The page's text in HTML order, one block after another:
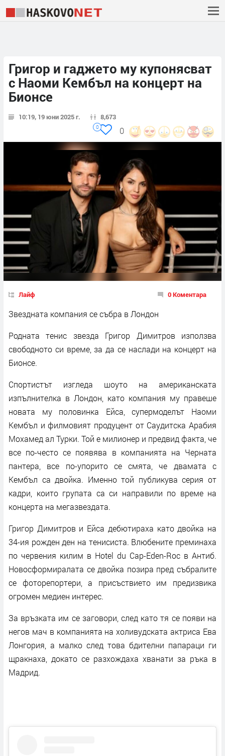
Григор и гаджето му купонясват
с Наоми Кембъл на концерт на
Бионсе
10:19, 19 юни 2025 г. 8,673
0
0
Лайф 0 Коментара
Звездната компания се събра в Лондон
Родната тенис звезда Григор Димитров използва
свободното си време, за да се наслади на концерт на
Бионсе.
Спортистът изгледа шоуто на американската
изпълнителка в Лондон, като компания му правеше
новата му половинка Ейса, супермоделът Наоми
Кембъл и филмовият продуцент от Саудитска Арабия
Мохамед ал Турки. Той е милионер и предвид факта, че
все по-често се появява в компанията на Черната
пантера, все по-упорито се смята, че двамата с
Кембъл са двойка. Именно той публикува серия от
кадри, които групата са си направили по време на
концерта на мегазвездата.
Григор Димитров и Ейса дебютираха като двойка на
34-ия рожден ден на тенисиста. Влюбените преминаха
по червения килим в Hotel du Cap-Eden-Roc в Антиб.
Новосформиралата се двойка позира пред събралите
се фоторепортери, а присъствието им предизвика
огромен медиен интерес.
За връзката им се заговори, след като тя се появи на
негов мач в компанията на холивудската актриса Ева
Лонгория, а малко след това бдителни папараци ги
щракнаха, докато се разхождаха хванати за ръка в
Мадрид.